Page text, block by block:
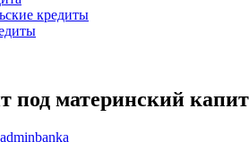
кредиты
под материнский
adminbanka